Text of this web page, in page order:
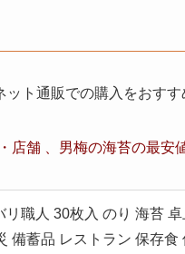
ト通販での購入をおすす
店舗 、 男梅の海苔の最安
リ職人 30枚入 のり 海苔
備蓄品 レストラン 保存